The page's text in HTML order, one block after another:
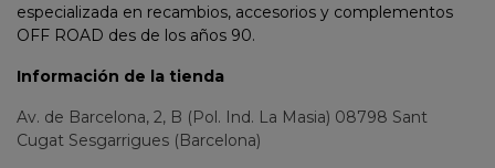
especializada en recambios, accesorios y complementos
OFF ROAD des de los años 90.
Información de la tienda
Av. de Barcelona, 2, B (Pol. Ind. La Masia) 08798 Sant
Cugat Sesgarrigues (Barcelona)